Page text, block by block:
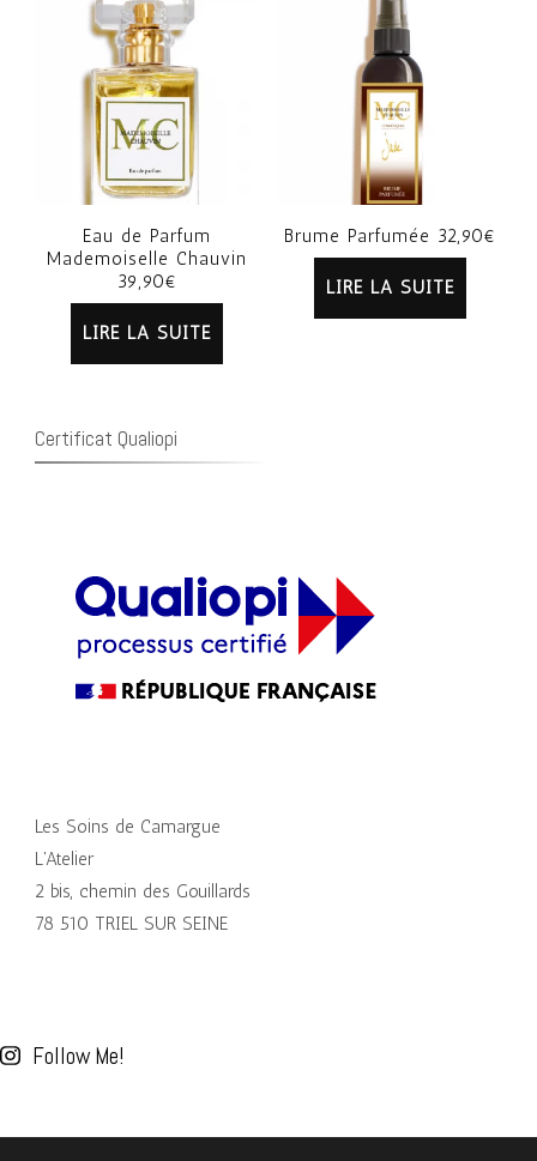
Eau de Parfum
Mademoiselle Chauvin
39,90€
LIRE LA SUITE
Brume Parfumée 32,90€
LIRE LA SUITE
Certificat Qualiopi
Les Soins de Camargue
L'Atelier
2 bis, chemin des Gouillards
78 510 TRIEL SUR SEINE
Follow Me!